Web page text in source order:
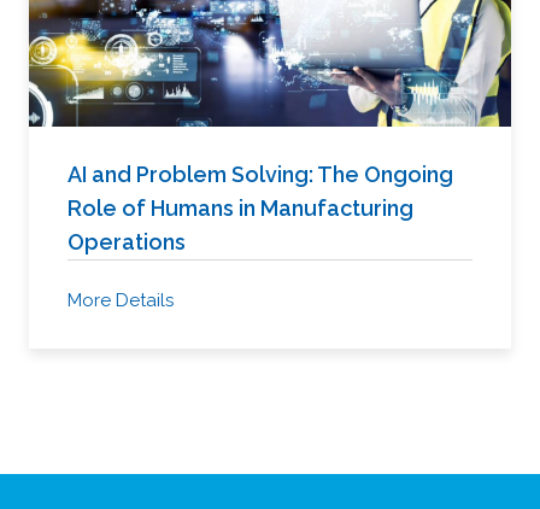
AI and Problem Solving: The Ongoing
Role of Humans in Manufacturing
Operations
More Details